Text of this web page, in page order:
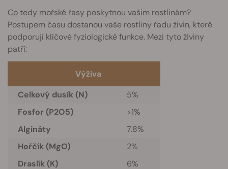
Co tedy mořské řasy poskytnou vašim rostlinám?
Postupem času dostanou vaše rostliny řadu živin, které
podporují klíčové fyziologické funkce. Mezi tyto živiny
patří:
Výživa
Celkový dusík (N)
5%
Fosfor (P2O5)
>1%
Algináty
7.8%
Hořčík (MgO)
2%
Draslík (K)
6%